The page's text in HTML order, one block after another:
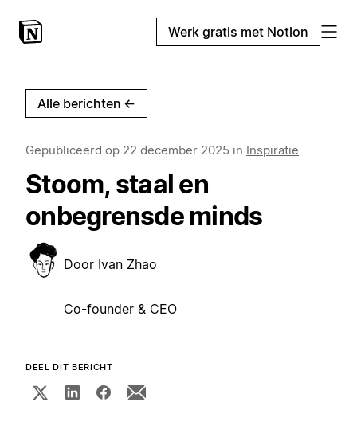
Werk gratis met Notion
Alle berichten ←
Gepubliceerd op 22 december 2025 in Inspiratie
Stoom, staal en
onbegrensde minds
Door Ivan Zhao
Co-founder & CEO
DEEL DIT BERICHT